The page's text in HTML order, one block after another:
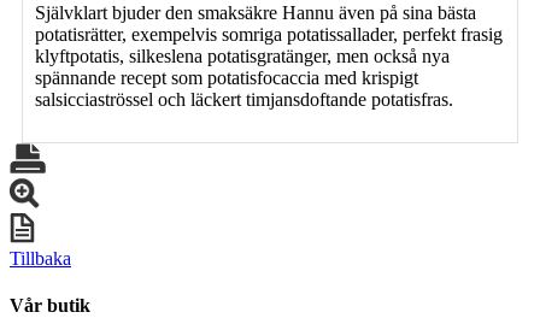
Självklart bjuder den smaksäkre Hannu även på sina bästa
potatisrätter, exempelvis somriga potatissallader, perfekt frasig
klyftpotatis, silkeslena potatisgratänger, men också nya
spännande recept som potatisfocaccia med krispigt
salsicciaströssel och läckert timjansdoftande potatisfras.
Tillbaka
Vår butik